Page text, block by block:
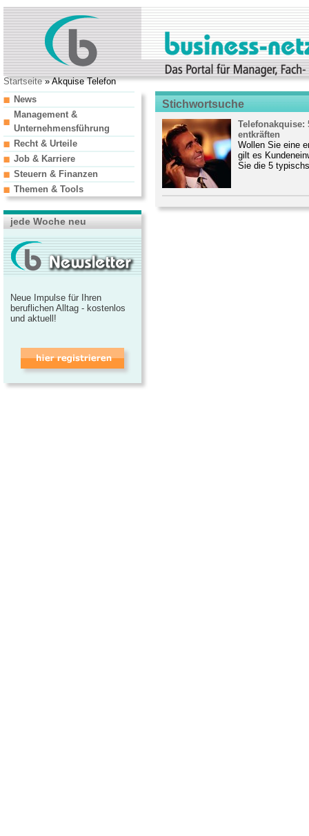
Startseite» Akquise Telefon
Stichwortsuche
Telefonakquise:
entkräften
Wollen Sie eine
gilt es
Sie die 5
News
Management &
Unternehmensführung
Recht & Urteile
Job & Karriere
Steuern & Finanzen
Themen & Tools
jede Woche neu
Neue Impulse für Ihren
beruflichen Alltag - kostenlos
und aktuell!